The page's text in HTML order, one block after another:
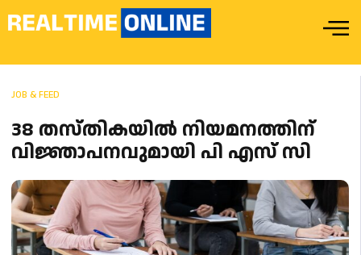
JOB & FEED
38 തസ്തികയിൽ നിയമനത്തിന്
വിജ്ഞാപനവുമായി പി എസ് സി